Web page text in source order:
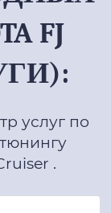
FJ
услуг по
.